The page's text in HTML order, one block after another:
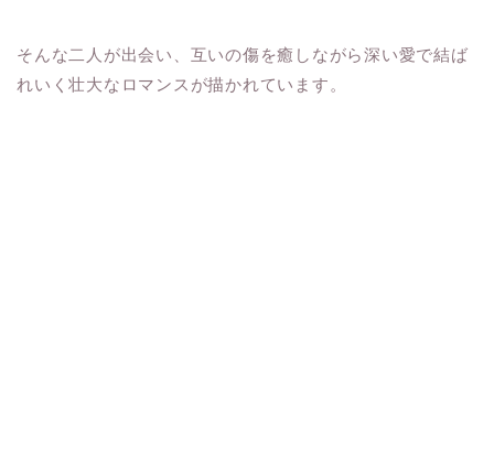
そんな二人が出会い、互いの傷を癒しながら深い愛で結ば
れいく壮大なロマンスが描かれています。